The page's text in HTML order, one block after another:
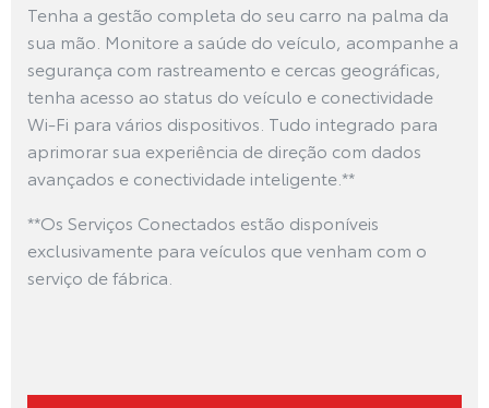
Tenha a gestão completa do seu carro na palma da
sua mão. Monitore a saúde do veículo, acompanhe a
segurança com rastreamento e cercas geográficas,
tenha acesso ao status do veículo e conectividade
Wi-Fi para vários dispositivos. Tudo integrado para
aprimorar sua experiência de direção com dados
avançados e conectividade inteligente.**
**Os Serviços Conectados estão disponíveis
exclusivamente para veículos que venham com o
serviço de fábrica.